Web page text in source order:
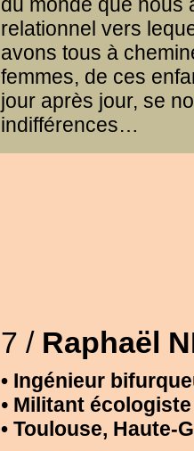
relationnel vers
avons tous à
femmes, de ces
jour après jour, se
indifférences…
7 / Raphaël
• Ingénieur
•Militant écologiste
• Toulouse, Haute-